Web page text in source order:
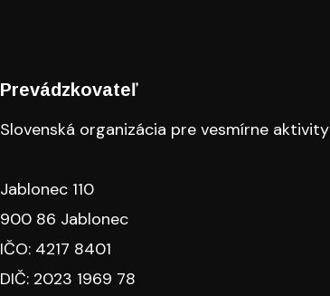
Prevádzkovateľ
Slovenská organizácia pre vesmírne aktivity
Jablonec 110
900 86 Jablonec
IČO: 4217 8401
DIČ: 2023 1969 78